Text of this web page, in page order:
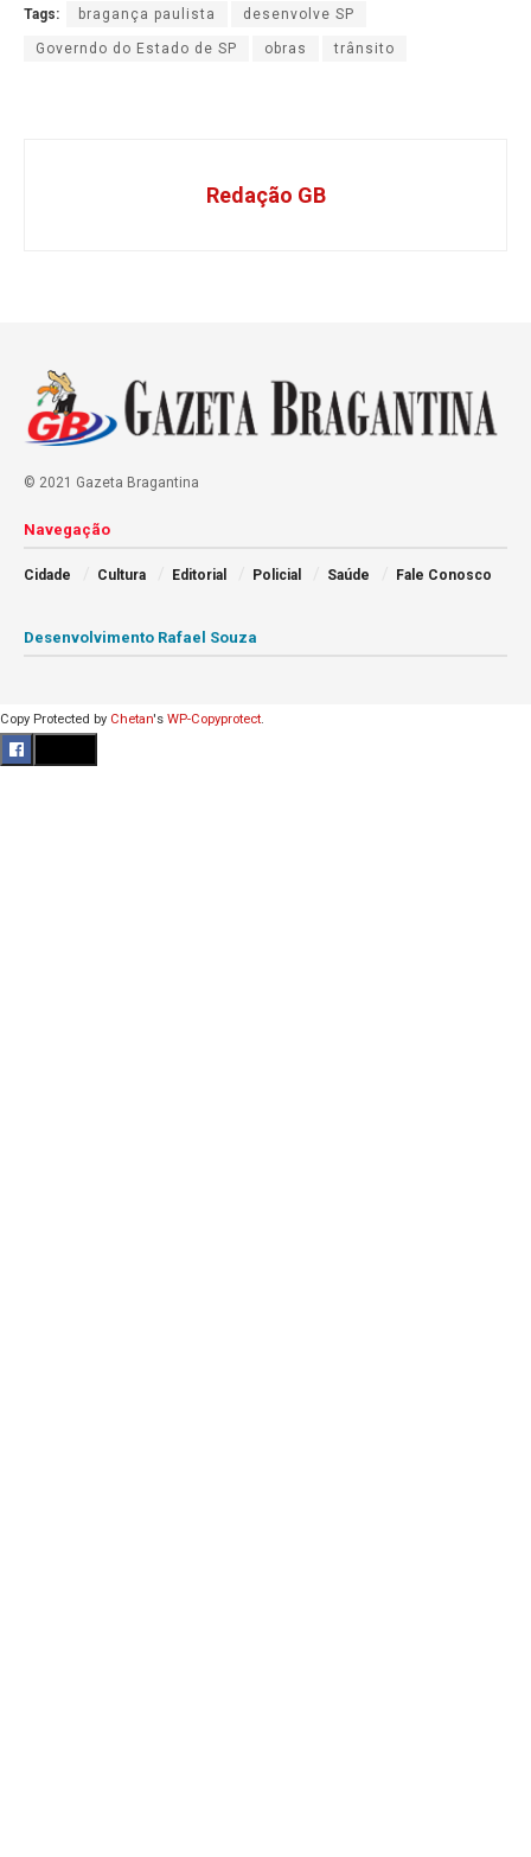
Tags: bragança paulista desenvolve SP
Governdo do Estado de SP obras trânsito
Redação GB
© 2021 Gazeta Bragantina
Navegação
Cidade Cultura Editorial Policial Saúde Fale Conosco
Desenvolvimento Rafael Souza
Copy Protected by Chetan's WP-Copyprotect.